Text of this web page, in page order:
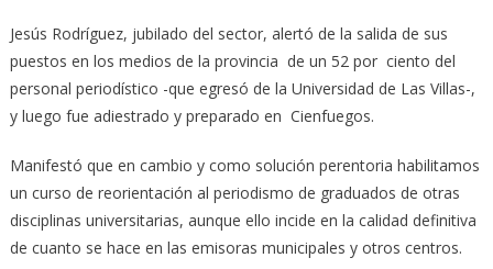
Jesús Rodríguez, jubilado del sector, alertó de la salida de sus
puestos en los medios de la provincia de un 52 por ciento del
personal periodístico -que egresó de la Universidad de Las Villas-,
y luego fue adiestrado y preparado en Cienfuegos.
Manifestó que en cambio y como solución perentoria habilitamos
un curso de reorientación al periodismo de graduados de otras
disciplinas universitarias, aunque ello incide en la calidad definitiva
de cuanto se hace en las emisoras municipales y otros centros.